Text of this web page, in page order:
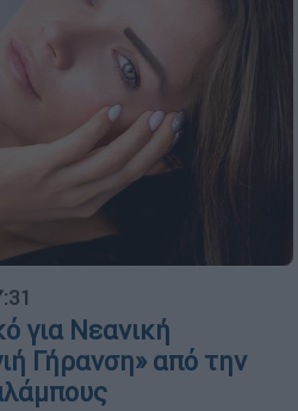
για Νεανική
Γήρανση» από την